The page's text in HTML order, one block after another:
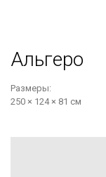
Альгеро
Размеры:
250 × 124 × 81 см